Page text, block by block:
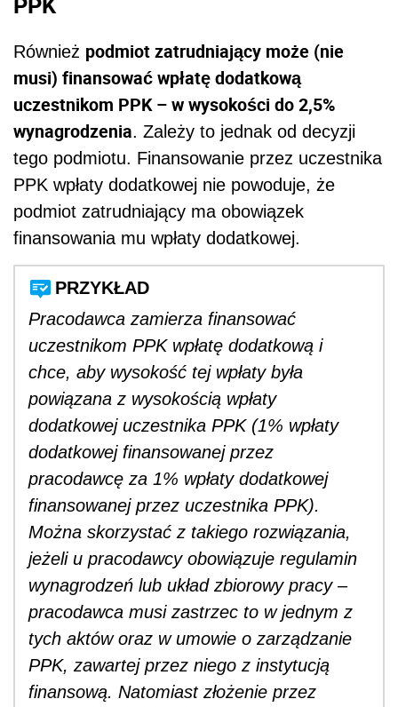
Również podmiot zatrudniający może (nie
musi) finansować wpłatę dodatkową
uczestnikom PPK – w wysokości do 2,5%
wynagrodzenia. Zależy to jednak od decyzji
tego podmiotu. Finansowanie przez uczestnika
PPK wpłaty dodatkowej nie powoduje, że
podmiot zatrudniający ma obowiązek
finansowania mu wpłaty dodatkowej.
PRZYKŁAD
Pracodawca zamierza finansować
uczestnikom PPK wpłatę dodatkową i
chce, aby wysokość tej wpłaty była
powiązana z wysokością wpłaty
dodatkowej uczestnika PPK (1% wpłaty
dodatkowej finansowanej przez
pracodawcę za 1% wpłaty dodatkowej
finansowanej przez uczestnika PPK).
Można skorzystać z takiego rozwiązania,
jeżeli u pracodawcy obowiązuje regulamin
wynagrodzeń lub układ zbiorowy pracy –
pracodawca musi zastrzec to w jednym z
tych aktów oraz w umowie o zarządzanie
PPK, zawartej przez niego z instytucją
finansową. Natomiast złożenie przez